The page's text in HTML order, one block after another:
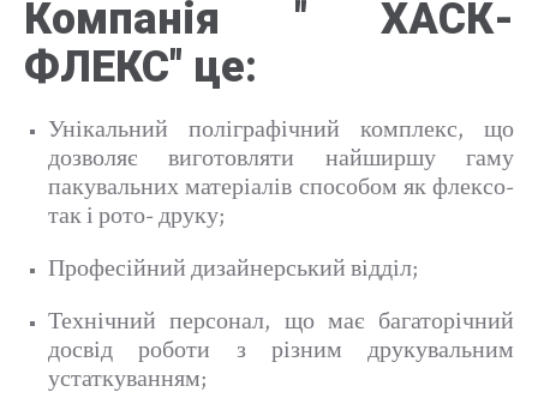
Компанія " ХАСК-
ФЛЕКС" це:
Унікальний поліграфічний комплекс, що
дозволяє виготовляти найширшу гаму
пакувальних матеріалів способом як флексо-
так і рото- друку;
Професійний дизайнерський відділ;
Технічний персонал, що має багаторічний
досвід роботи з різним друкувальним
устаткуванням;